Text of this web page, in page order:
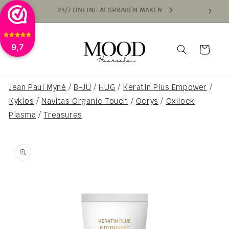
9,7
Meteen
naar de
content
VOOR 16:00 BESTELD VANDAAG VERZONDEN
Winkelwagen
Jean Paul Mynè / B-JU / HUG / Keratin Plus Empower /
Kyklos / Navitas Organic Touch / Ocrys / Oxilock
Plasma /Treasures
direct naar